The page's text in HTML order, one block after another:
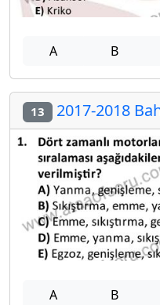
A B
13 2017-2018
A B